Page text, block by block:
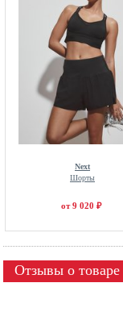
Next
Шорты
от 9 020 ₽
Отзывы о товаре